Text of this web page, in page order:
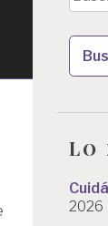
Lo
2026